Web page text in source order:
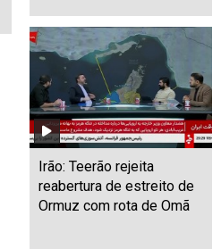
Irão: Teerão rejeita
reabertura de estreito de
Ormuz com rota de Omã